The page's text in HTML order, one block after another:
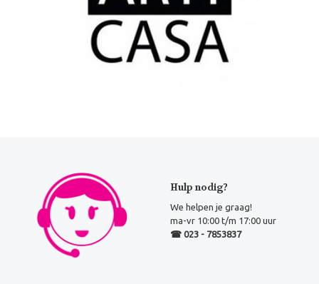
Hulp nodig?
We helpen je graag!
ma-vr 10:00 t/m 17:00 uur
☎ 023 - 7853837